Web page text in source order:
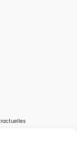
pour récupérer l’eau de